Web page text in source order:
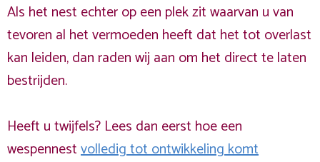
Als het nest echter op een plek zit waarvan u van
tevoren al het vermoeden heeft dat het tot overlast
kan leiden, dan raden wij aan om het direct te laten
bestrijden.
Heeft u twijfels? Lees dan eerst hoe een
wespennestvolledig tot ontwikkeling komt